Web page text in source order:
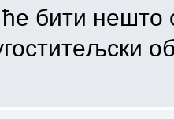
бити нешто